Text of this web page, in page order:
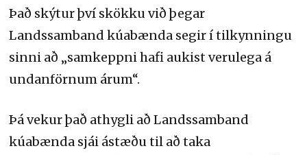
Það skýtur því skökku við þegar
Landssamband kúabænda segir í tilkynningu
sinni að „samkeppni hafi aukist verulega á
undanförnum árum“.
Þá vekur það athygli að Landssamband
kúabænda sjái ástæðu til að taka